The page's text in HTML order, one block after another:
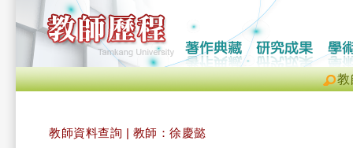
教
教師資料查詢 | 教師：徐慶懿